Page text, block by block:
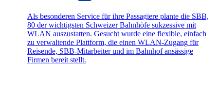
Als besonderen Service für ihre Passagiere plante die SBB,
80 der wichtigsten Schweizer Bahnhöfe sukzessive mit
WLAN auszustatten. Gesucht wurde eine flexible, einfach
zu verwaltende Plattform, die einen WLAN-Zugang für
Reisende, SBB-Mitarbeiter und im Bahnhof ansässige
Firmen bereit stellt.